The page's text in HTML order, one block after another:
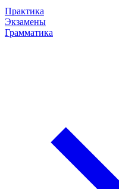
Практика
Экзамены
Грамматика